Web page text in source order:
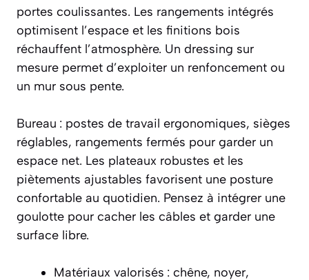
portes coulissantes. Les rangements intégrés
optimisent l’espace et les finitions bois
réchauffent l’atmosphère. Un dressing sur
mesure permet d’exploiter un renfoncement ou
un mur sous pente.
Bureau : postes de travail ergonomiques, sièges
réglables, rangements fermés pour garder un
espace net. Les plateaux robustes et les
piètements ajustables favorisent une posture
confortable au quotidien. Pensez à intégrer une
goulotte pour cacher les câbles et garder une
surface libre.
Matériaux valorisés : chêne, noyer,